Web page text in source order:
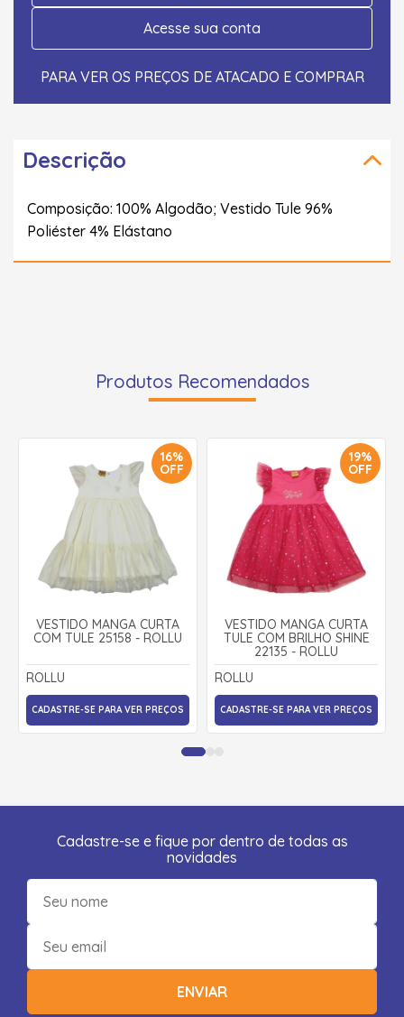
Acesse sua conta
PARA VER OS PREÇOS DE ATACADO E COMPRAR
Descrição
Composição: 100% Algodão; Vestido Tule 96%
Poliéster 4% Elástano
Produtos Recomendados
16%
OFF
VESTIDO MANGA CURTA
COM TULE 25158 - ROLLU
ROLLU
CADASTRE-SE PARA VER PREÇOS
19%
OFF
VESTIDO MANGA CURTA
TULE COM BRILHO SHINE
22135 - ROLLU
ROLLU
CADASTRE-SE PARA VER PREÇOS
Cadastre-se e fique por dentro de todas as
novidades
ENVIAR